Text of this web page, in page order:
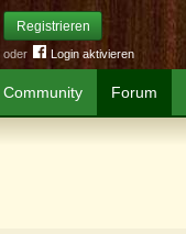
Registrieren
oder Login aktivieren
Community Forum